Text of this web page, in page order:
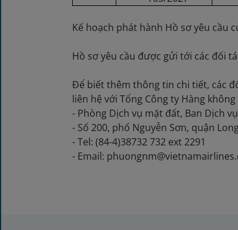
Kế hoạch phát hành Hồ sơ yêu cầu
Hồ sơ yêu cầu được gửi tới các đối
Để biết thêm thông tin chi tiết, các
liên hệ với Tổng Công ty Hàng
- Phòng Dịch vụ mặt đất, Ban Dịch
- Số 200, phố Nguyễn Sơn, quận
- Tel: (84-4)38732 732 ext 2291
- Email: